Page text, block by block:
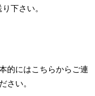
下さい。
的にはこちらからご連
さい。